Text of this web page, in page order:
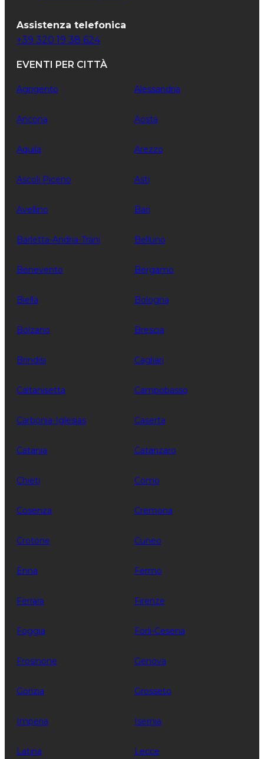
Assistenza telefonica
+39 320 19 38 624
EVENTI PER CITTÀ
Agrigento Alessandria
Ancona Aosta
Aquila Arezzo
Ascoli Piceno Asti
Avellino Bari
Barletta-Andria-Trani Belluno
Benevento Bergamo
Biella Bologna
Bolzano Brescia
Brindisi Cagliari
Caltanisetta Campobasso
Carbonia-Iglesias Caserta
Catania Catanzaro
Chieti Como
Cosenza Cremona
Crotone Cuneo
Enna Fermo
Ferrara Firenze
Foggia Forli-Cesena
Frosinone Genova
Gorizia Grosseto
Imperia Isernia
Latina Lecce